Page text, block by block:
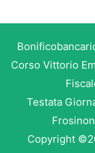
Corso Vittorio
Testata
Copyright